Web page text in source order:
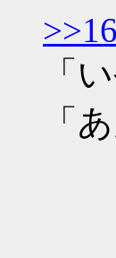
「
「